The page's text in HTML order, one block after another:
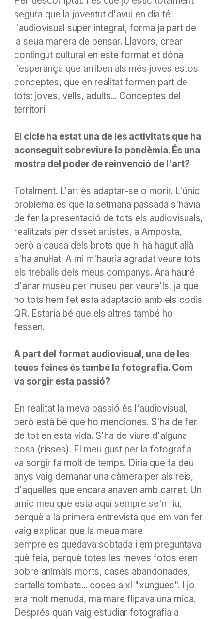
segura que la joventut d'avui en dia té
l'audiovisual super integrat, forma ja part de
la seua manera de pensar. Llavors, crear
contingut cultural en este format et dóna
l'esperança que arriben als més joves estos
conceptes, que en realitat formen part de
tots: joves, vells, adults... Conceptes del
territori.
El cicle ha estat una de les activitats que ha
aconseguit sobreviure la pandèmia. És una
mostra del poder de reinvenció de l'art?
Totalment. L'art és adaptar-se o morir. L'únic
problema és que la setmana passada s'havia
de fer la presentació de tots els audiovisuals,
realitzats per disset artistes, a Amposta,
però a causa dels brots que hi ha hagutallà
s'ha anul·lat. A mi m'hauria agradat veure tots
els treballs dels meus companys. Ara hauré
d'anar museu per museu per veure'ls, ja que
no tots hem fet esta adaptació amb els codis
QR. Estaria bé que els altres també ho
fessen.
A part del format audiovisual, una de les
teues feines és també la fotografia. Com
va sorgir esta passió?
En realitat la meva passió és l'audiovisual,
però està bé que ho menciones. S'ha de fer
de tot en esta vida. S'ha de viure d'alguna
cosa (risses). El meu gust per la fotografia
va sorgir fa molt de temps. Diria que fa deu
anys vaig demanar una càmera per als reis,
d'aquelles que encara anaven amb carret. Un
amic meu que està aquí sempre se'n riu,
perquè a la primera entrevista que em van fer
vaig explicar que la meua mare
sempre es quedava sobtada i em preguntava
què feia, perquè totes les meves fotos eren
sobre animals morts, cases abandonades,
cartells tombats... coses així "xungues". I jo
era molt menuda, ma mare flipava una mica.
Després quan vaig estudiar fotografia a